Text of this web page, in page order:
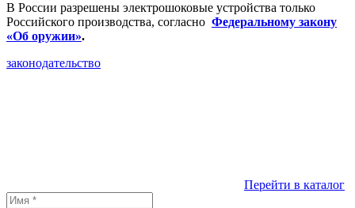
В России разрешены электрошоковые устройства только
Российского производства, согласно Федеральному закону
«Об оружии».
законодательство
Перейти в каталог